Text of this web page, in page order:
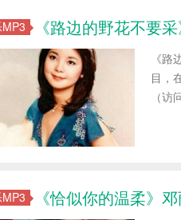
《路边的野花不要
《
目，
（
《恰似你的温柔》